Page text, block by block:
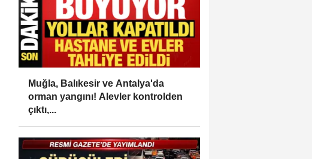
Muğla, Balıkesir ve Antalya'da
orman yangını! Alevler kontrolden
çıktı,...